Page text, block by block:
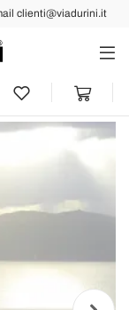
clienti@viadurini.it
Prec Succ